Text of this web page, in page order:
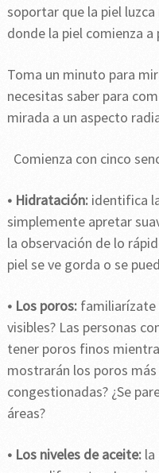
soportar que la piel
donde la piel comienza a
Toma un minuto para
necesitas saber para
mirada a un aspecto
Comienza con cinco
• Hidratación: identifica
simplemente apretar
la observación de lo
piel se ve gorda o se
• Los poros: familiarízate
visibles? Las personas
tener poros finos
mostrarán los poros
congestionadas? ¿Se
áreas?
• Los niveles de aceite:la